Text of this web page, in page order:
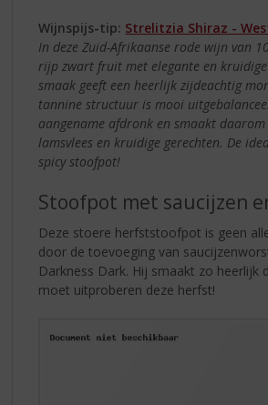
Wijnspijs-tip: Strelitzia Shiraz -
In deze Zuid-Afrikaanse rode wijn van
rijp zwart fruit met elegante en
smaak geeft een heerlijk zijdeachtig
tannine structuur is mooi
aangename afdronk en smaakt
lamsvlees en kruidige gerechten. De
spicy stoofpot!
Stoofpot met saucijzen
Deze stoere herfststoofpot is geen
door de toevoeging van
Darkness Dark. Hij smaakt zo heerlijk
moet uitproberen deze herfst!